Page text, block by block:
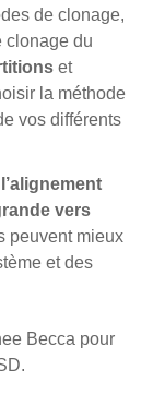
de clonage,
clonage du
et
la méthode
vos différents
l’alignement
vers
peuvent mieux
et des
Becca pour